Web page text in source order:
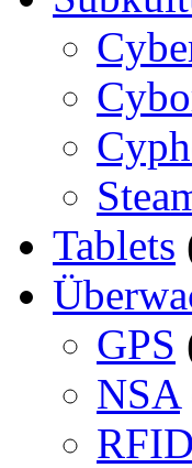
Tablets
GPS
NSA
RFID